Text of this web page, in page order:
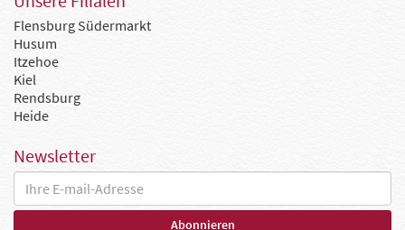
Flensburg Südermarkt
Husum
Itzehoe
Kiel
Rendsburg
Heide
Newsletter